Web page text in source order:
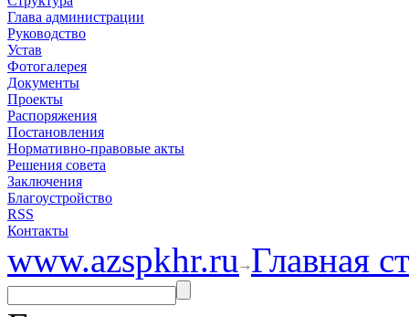
Глава администрации
Руководство
Устав
Фотогалерея
Документы
Проекты
Распоряжения
Постановления
Нормативно-правовые акты
Решения совета
Заключения
Благоустройство
RSS
Контакты
www.azspkhr.ru Главная